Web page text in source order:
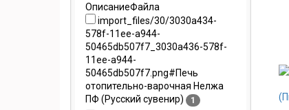
ОписаниеФайла
import_files/30/3030a434-
578f-11ee-a944-
50465db507f7_3030a436-578f-
11ee-a944-
50465db507f7.png#Печь
отопительно-варочная Нелжа
ПФ (Русский сувенир)
1